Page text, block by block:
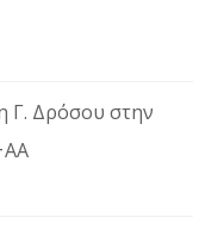
Γ. Δρόσου στην
ΑΑ